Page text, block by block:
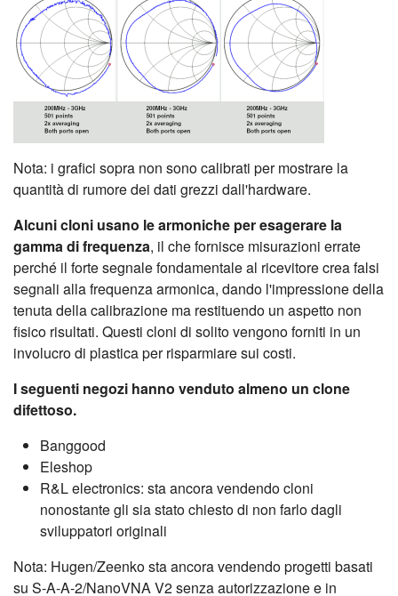
Nota: i grafici sopra non sono calibrati per mostrare la
quantità di rumore dei dati grezzi dall'hardware.
Alcuni cloni usano le armoniche per esagerare la
gamma di frequenza, il che fornisce misurazioni errate
perché il forte segnale fondamentale al ricevitore crea falsi
segnali alla frequenza armonica, dando l'impressione della
tenuta della calibrazione ma restituendo un aspetto non
fisico risultati. Questi cloni di solito vengono forniti in un
involucro di plastica per risparmiare sui costi.
I seguenti negozi hanno venduto almeno un clone
difettoso.
Banggood
Eleshop
R&L electronics: sta ancora vendendo cloni
nonostante gli sia stato chiesto di non farlo dagli
sviluppatori originali
Nota: Hugen/Zeenko sta ancora vendendo progetti basati
su S-A-A-2/NanoVNA V2 senza autorizzazione e in